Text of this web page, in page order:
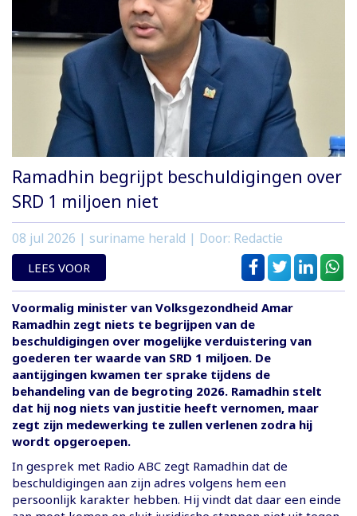
Ramadhin begrijpt beschuldigingen over
SRD 1 miljoen niet
08 jul 2026 | suriname herald | Door: Redactie
LEES VOOR
Voormalig minister van Volksgezondheid Amar
Ramadhin zegt niets te begrijpen van de
beschuldigingen over mogelijke verduistering van
goederen ter waarde van SRD 1 miljoen. De
aantijgingen kwamen ter sprake tijdens de
behandeling van de begroting 2026. Ramadhin stelt
dat hij nog niets van justitie heeft vernomen, maar
zegt zijn medewerking te zullen verlenen zodra hij
wordt opgeroepen.
In gesprek met Radio ABC zegt Ramadhin dat de
beschuldigingen aan zijn adres volgens hem een
persoonlijk karakter hebben. Hij vindt dat daar een einde